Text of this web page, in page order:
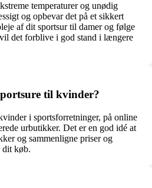
temperaturer og unødig
og opbevar det på et sikkert
af dit sportsur til damer og følge
det forblive i god stand i længere
til kvinder?
i sportsforretninger, på online
urbutikker. Det er en god idé at
og sammenligne priser og
dit køb.